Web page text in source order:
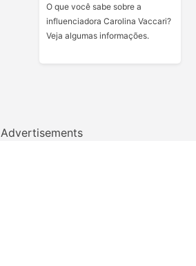
O que você sabe sobre a
influenciadora Carolina Vaccari?
Veja algumas informações.
Advertisements